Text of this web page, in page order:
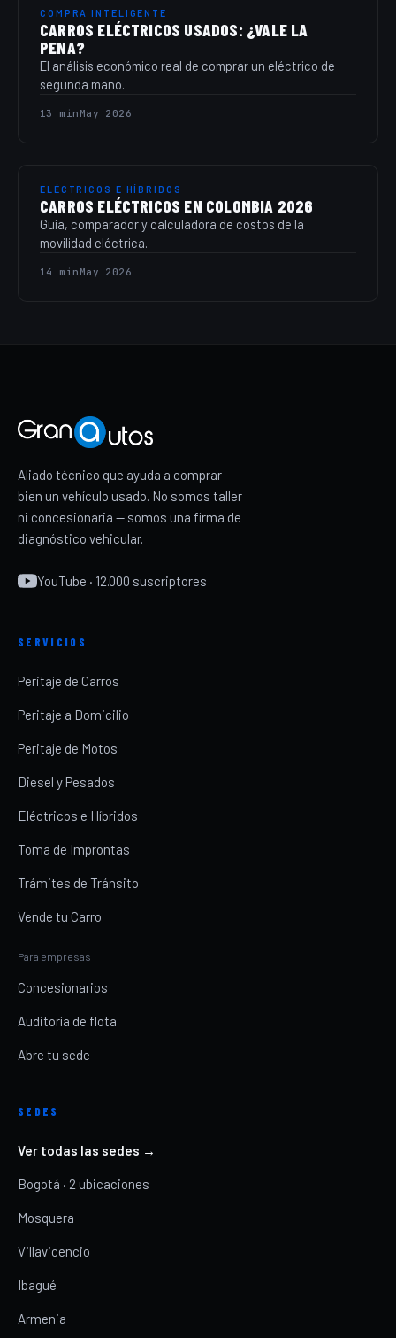
COMPRA INTELIGENTE
CARROS ELÉCTRICOS USADOS: ¿VALE LA
PENA?
El análisis económico real de comprar un eléctrico de
segunda mano.
13 min May 2026
ELÉCTRICOS E HÍBRIDOS
CARROS ELÉCTRICOS EN COLOMBIA 2026
Guía, comparador y calculadora de costos de la
movilidad eléctrica.
14 min May 2026
Aliado técnico que ayuda a comprar
bien un vehículo usado. No somos taller
ni concesionaria — somos una firma de
diagnóstico vehicular.
YouTube · 12.000 suscriptores
SERVICIOS
Peritaje de Carros
Peritaje a Domicilio
Peritaje de Motos
Diesel y Pesados
Eléctricos e Híbridos
Toma de Improntas
Trámites de Tránsito
Vende tu Carro
Para empresas
Concesionarios
Auditoría de flota
Abre tu sede
SEDES
Ver todas las sedes →
Bogotá · 2 ubicaciones
Mosquera
Villavicencio
Ibagué
Armenia